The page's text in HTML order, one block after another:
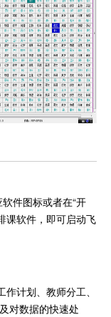
件图标或者在“开
课软件，即可启动飞
计划、教师分工、
对数据的快速处